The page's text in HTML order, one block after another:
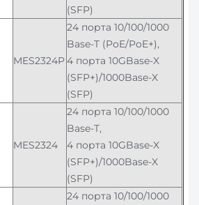
(SFP)
MES2324P
24 порта 10/100/1000
Base-T (PoE/PoE+),
4 порта 10GBase-X
(SFP+)/1000Base-X
(SFP)
MES2324
24 порта 10/100/1000
Base-T,
4 порта 10GBase-X
(SFP+)/1000Base-X
(SFP)
24 порта 10/100/1000